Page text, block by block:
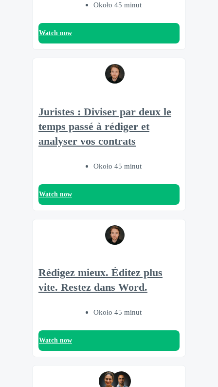
Około 45 minut
Watch now
Juristes : Diviser par deux le
temps passé à rédiger et
analyser vos contrats
Około 45 minut
Watch now
Rédigez mieux. Éditez plus
vite. Restez dans Word.
Około 45 minut
Watch now